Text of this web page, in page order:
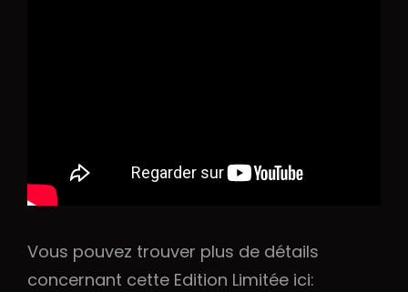
Vous pouvez trouver plus de détails
concernant cette Edition Limitée ici: